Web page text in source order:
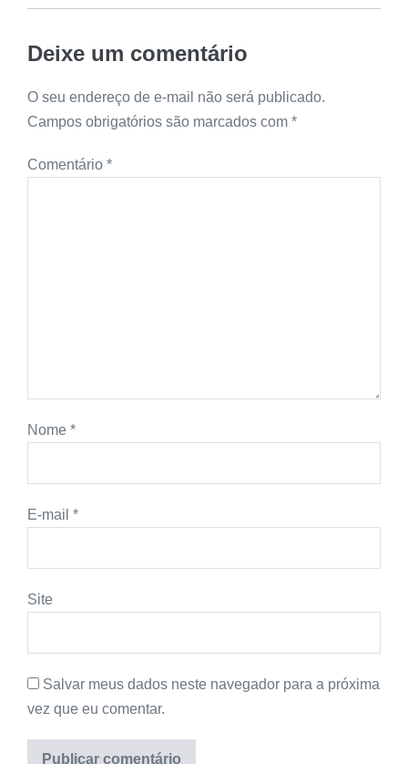
Deixe um comentário
O seu endereço de e-mail não será publicado.
Campos obrigatórios são marcados com *
Comentário *
Nome *
E-mail *
Site
Salvar meus dados neste navegador para a próxima
vez que eu comentar.